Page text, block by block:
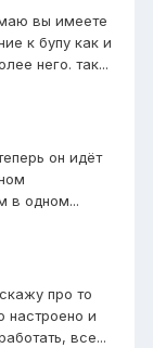
вы имеете
к бупу как и
него. так...
он идёт
в одном...
про то
настроено и
все...